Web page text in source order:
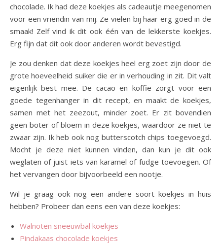
chocolade. Ik had deze koekjes als cadeautje meegenomen
voor een vriendin van mij. Ze vielen bij haar erg goed in de
smaak! Zelf vind ik dit ook één van de lekkerste koekjes.
Erg fijn dat dit ook door anderen wordt bevestigd.
Je zou denken dat deze koekjes heel erg zoet zijn door de
grote hoeveelheid suiker die er in verhouding in zit. Dit valt
eigenlijk best mee. De cacao en koffie zorgt voor een
goede tegenhanger in dit recept, en maakt de koekjes,
samen met het zeezout, minder zoet. Er zit bovendien
geen boter of bloem in deze koekjes, waardoor ze niet te
zwaar zijn. Ik heb ook nog butterscotch chips toegevoegd.
Mocht je deze niet kunnen vinden, dan kun je dit ook
weglaten of juist iets van karamel of fudge toevoegen. Of
het vervangen door bijvoorbeeld een nootje.
Wil je graag ook nog een andere soort koekjes in huis
hebben? Probeer dan eens een van deze koekjes:
Walnoten sneeuwbal koekjes
Pindakaas chocolade koekjes